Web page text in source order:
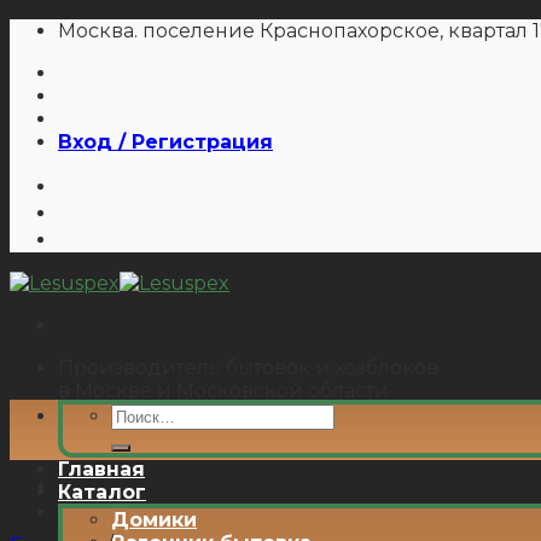
Skip
content
Москва. поселение Краснопахорское, квартал
Вход / Регистрация
Искать:
Главная
Каталог
Домики